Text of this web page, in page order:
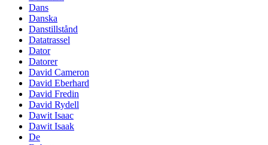
Dans
Danska
Danstillstånd
Datatrassel
Dator
Datorer
David Cameron
David Eberhard
David Fredin
David Rydell
Dawit Isaac
Dawit Isaak
De